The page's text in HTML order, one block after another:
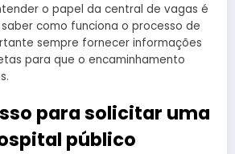
o papel da central de vagas é
como funciona o processo de
sempre fornecer informações
para que o encaminhamento
para solicitar uma
público